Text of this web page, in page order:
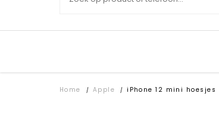
Home / Apple / iPhone 12 mini hoesjes